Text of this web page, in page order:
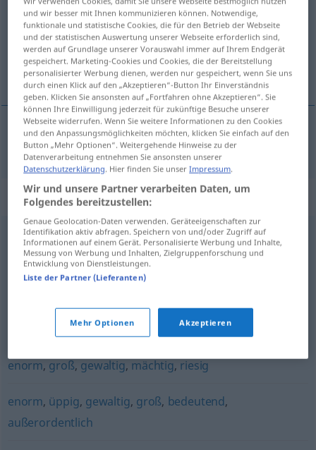
Übersicht aller Übersetzungen
(Für mehr Details die Übersetzung anklicken/antippen)
極端 な
極端(な)[kyokutan (na)] extrem
Synonyme für "extrem"
bitter(-) (nur in speziellen Kontexten),außerordentlich
furchtbar (ugs.),brennend,
voll (noch eher jugendsprachlich) (ugs.)
besonders,tief,ungeheuer mächtig,außergewöhnlich
verdammt (ugs.),ganz,schrecklich
enorm, groß, gewaltig, mächtig, riesig
enorm, üppig, gewaltig, groß, bedeutend,
außerordentlich
und wir besser mit Ihnen kommunizieren können. Notwendige,
funktionale und statistische Cookies, die für den Betrieb der Webseite
und der statistischen Auswertung unserer Webseite erforderlich sind,
werden auf Grundlage unserer Vorauswahl immer auf Ihrem Endgerät
gespeichert. Marketing-Cookies und Cookies, die der Bereitstellung
personalisierter Werbung dienen, werden nur gespeichert, wenn Sie uns
durch einen Klick auf den „Akzeptieren“-Button Ihr Einverständnis
geben. Klicken Sie ansonsten auf „Fortfahren ohne Akzeptieren“. Sie
können Ihre Einwilligung jederzeit für zukünftige Besuche unserer
Webseite widerrufen. Wenn Sie weitere Informationen zu den Cookies
und den Anpassungsmöglichkeiten möchten, klicken Sie einfach auf den
Button „Mehr Optionen“. Weitergehende Hinweise zu der
Datenverarbeitung entnehmen Sie ansonsten unserer
Datenschutzerklärung. Hier finden Sie unserImpressum.
Wir und unsere Partner verarbeiten Daten, um
Folgendes bereitzustellen:
Genaue Geolocation-Daten verwenden. Geräteeigenschaften zur
Identifikation aktiv abfragen. Speichern von und/oder Zugriff auf
Informationen auf einem Gerät. Personalisierte Werbung und Inhalte,
Messung von Werbung und Inhalten, Zielgruppenforschung und
Entwicklung von Dienstleistungen.
Liste der Partner (Lieferanten)
Mehr Optionen Akzeptieren